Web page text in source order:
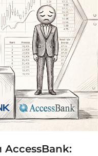
AccessBank: